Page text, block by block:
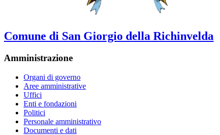
Comune di San Giorgio della Richinvelda
Amministrazione
Organi di governo
Aree amministrative
Uffici
Enti e fondazioni
Politici
Personale amministrativo
Documenti e dati